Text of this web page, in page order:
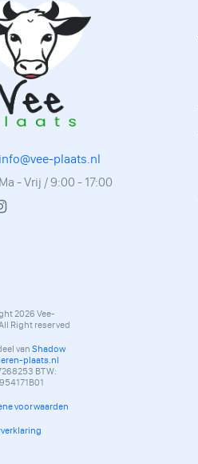
info@vee-plaats.nl
Ma - Vrij / 9:00 - 17:00
2026 Vee-
Right reserved
van Shadow
plaats.nl
BTW:
voorwaarden